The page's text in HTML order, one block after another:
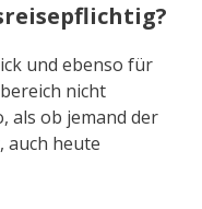
und ebenso für
nicht
als ob jemand der
auch heute